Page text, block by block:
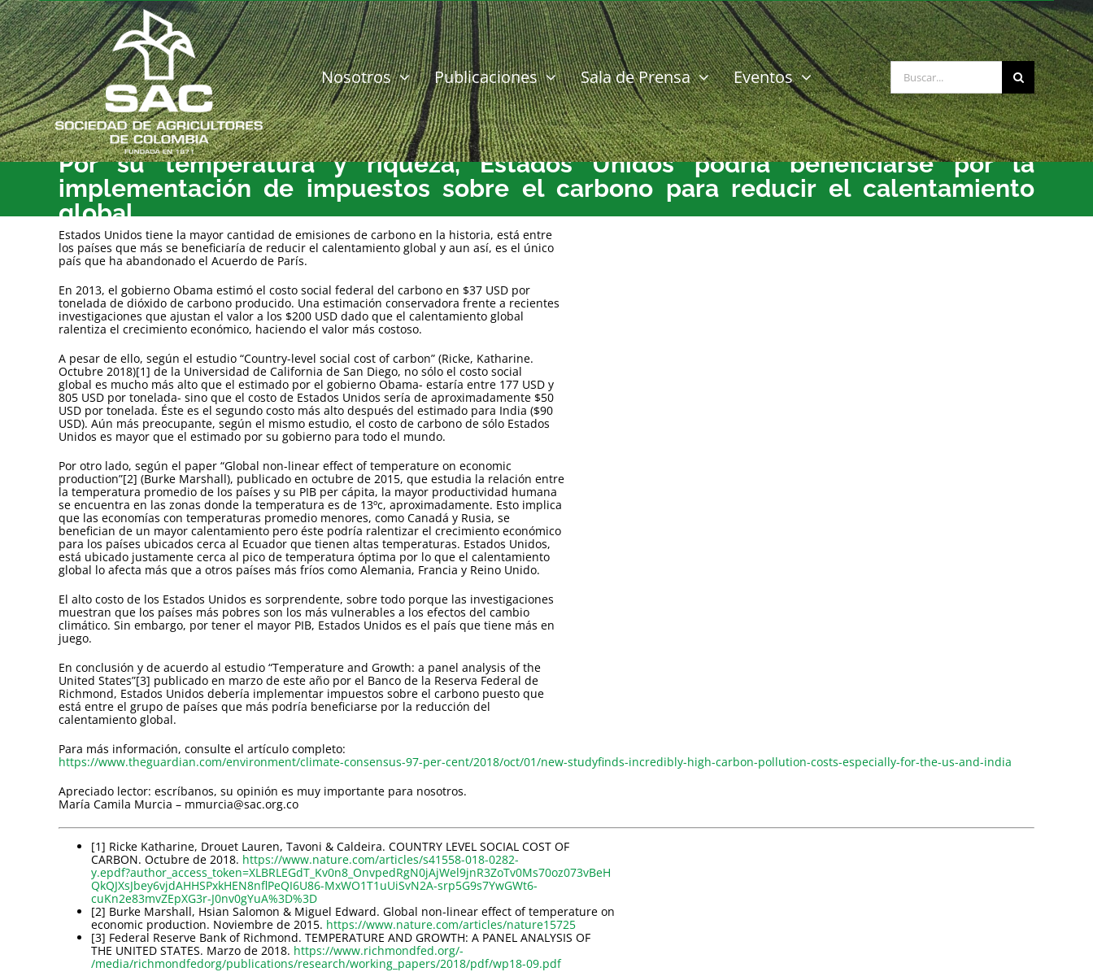
Saltar
al
contenido
Nosotros Publicaciones Sala de Prensa Eventos Buscar:
Por su temperatura y riqueza, Estados Unidos podría beneficiarse por la
implementación de impuestos sobre el carbono para reducir el calentamiento
global
Estados Unidos tiene la mayor cantidad de emisiones de carbono en la historia, está entre
los países que más se beneficiaría de reducir el calentamiento global y aun así, es el único
país que ha abandonado el Acuerdo de París.
En 2013, el gobierno Obama estimó el costo social federal del carbono en $37 USD por
tonelada de dióxido de carbono producido. Una estimación conservadora frente a recientes
investigaciones que ajustan el valor a los $200 USD dado que el calentamiento global
ralentiza el crecimiento económico, haciendo el valor más costoso.
A pesar de ello, según el estudio “Country-level social cost of carbon” (Ricke, Katharine.
Octubre 2018)[1] de la Universidad de California de San Diego, no sólo el costo social
global es mucho más alto que el estimado por el gobierno Obama- estaría entre 177 USD y
805 USD por tonelada- sino que el costo de Estados Unidos sería de aproximadamente $50
USD por tonelada. Éste es el segundo costo más alto después del estimado para India ($90
USD). Aún más preocupante, según el mismo estudio, el costo de carbono de sólo Estados
Unidos es mayor que el estimado por su gobierno para todo el mundo.
Por otro lado, según el paper “Global non-linear effect of temperature on economic
production”[2] (Burke Marshall), publicado en octubre de 2015, que estudia la relación entre
la temperatura promedio de los países y su PIB per cápita, la mayor productividad humana
se encuentra en las zonas donde la temperatura es de 13ºc, aproximadamente. Esto implica
que las economías con temperaturas promedio menores, como Canadá y Rusia, se
benefician de un mayor calentamiento pero éste podría ralentizar el crecimiento económico
para los países ubicados cerca al Ecuador que tienen altas temperaturas. Estados Unidos,
está ubicado justamente cerca al pico de temperatura óptima por lo que el calentamiento
global lo afecta más que a otros países más fríos como Alemania, Francia y Reino Unido.
El alto costo de los Estados Unidos es sorprendente, sobre todo porque las investigaciones
muestran que los países más pobres son los más vulnerables a los efectos del cambio
climático. Sin embargo, por tener el mayor PIB, Estados Unidos es el país que tiene más en
juego.
En conclusión y de acuerdo al estudio “Temperature and Growth: a panel analysis of the
United States”[3] publicado en marzo de este año por el Banco de la Reserva Federal de
Richmond, Estados Unidos debería implementar impuestos sobre el carbono puesto que
está entre el grupo de países que más podría beneficiarse por la reducción del
calentamiento global.
Para más información, consulte el artículo completo:
https://www.theguardian.com/environment/climate-consensus-97-per-cent/2018/oct/01/new-studyfinds-incredibly-high-carbon-pollution-costs-especially-for-the-us-and-india
Apreciado lector: escríbanos, su opinión es muy importante para nosotros.
María Camila Murcia – mmurcia@sac.org.co
[1] Ricke Katharine, Drouet Lauren, Tavoni & Caldeira. COUNTRY LEVEL SOCIAL COST OF
CARBON. Octubre de 2018. https://www.nature.com/articles/s41558-018-0282-
y.epdf?author_access_token=XLBRLEGdT_Kv0n8_OnvpedRgN0jAjWel9jnR3ZoTv0Ms70oz073vBeH
QkQJXsJbey6vjdAHHSPxkHEN8nflPeQI6U86-MxWO1T1uUiSvN2A-srp5G9s7YwGWt6-
cuKn2e83mvZEpXG3r-J0nv0gYuA%3D%3D
[2] Burke Marshall, Hsian Salomon & Miguel Edward. Global non-linear effect of temperature on
economic production. Noviembre de 2015. https://www.nature.com/articles/nature15725
[3] Federal Reserve Bank of Richmond. TEMPERATURE AND GROWTH: A PANEL ANALYSIS OF
THE UNITED STATES. Marzo de 2018. https://www.richmondfed.org/-
/media/richmondfedorg/publications/research/working_papers/2018/pdf/wp18-09.pdf